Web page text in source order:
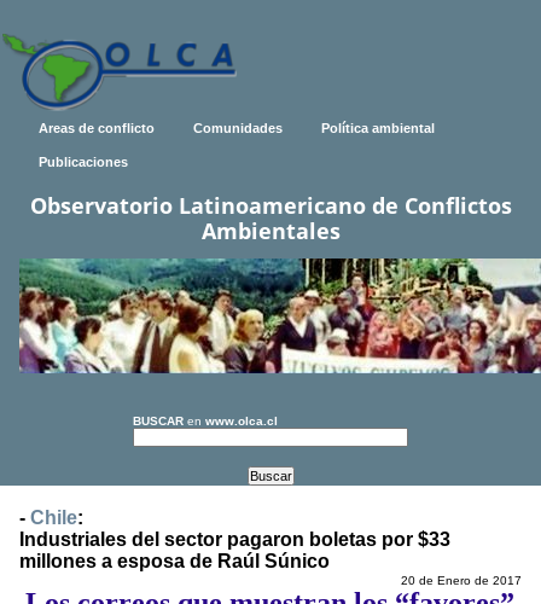
Areas de conflicto Comunidades Política ambiental
Publicaciones
Observatorio Latinoamericano de Conflictos
Ambientales
BUSCAR en www.olca.cl
- Chile:
Industriales del sector pagaron boletas por $33
millones a esposa de Raúl Súnico
20 de Enero de 2017